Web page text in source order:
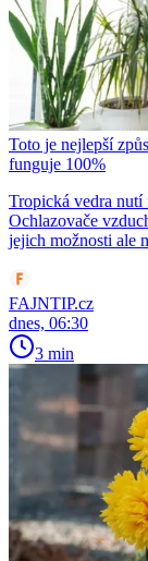
Toto je nejlepší
funguje 100%
Tropická vedra nutí
Ochlazovače
jejich možnosti ale
FAJNTIP.cz
dnes, 06:30
3 min